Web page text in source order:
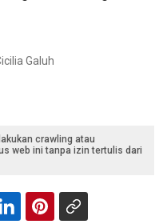
Galuh
crawling atau
web ini tanpa izin tertulis dari